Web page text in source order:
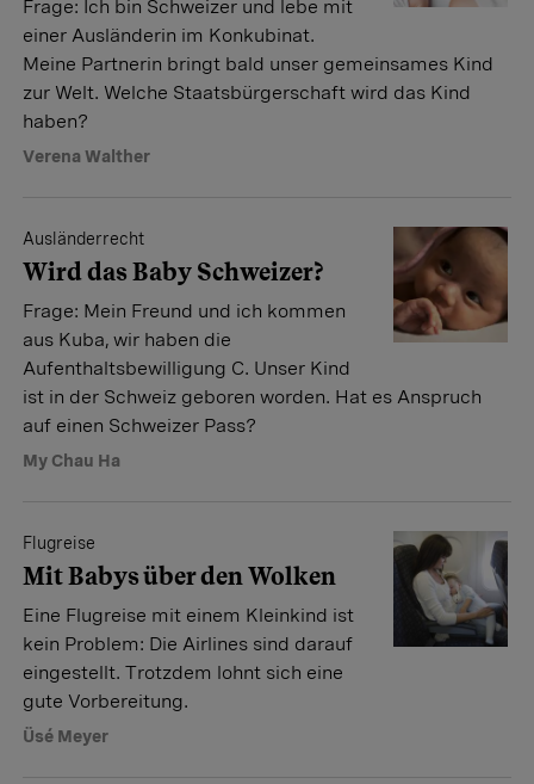
Frage: Ich bin Schweizer und lebe mit
einer Ausländerin im Konkubinat.
Meine Partnerin bringt bald unser gemeinsames Kind
zur Welt. Welche Staatsbürgerschaft wird das Kind
haben?
Verena Walther
Ausländerrecht
Wird das Baby Schweizer?
Frage: Mein Freund und ich kommen
aus Kuba, wir haben die
Aufenthaltsbewilligung C. Unser Kind
ist in der Schweiz geboren worden. Hat es Anspruch
auf einen Schweizer Pass?
My Chau Ha
Flugreise
Mit Babys über den Wolken
Eine Flugreise mit einem Kleinkind ist
kein Problem: Die Airlines sind darauf
eingestellt. Trotzdem lohnt sich eine
gute Vorbereitung.
Üsé Meyer